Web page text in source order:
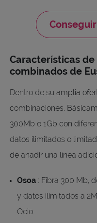
Características
combinados de
Dentro de su amplia
combinaciones.
300Mb o 1Gb con
datos ilimitados o
de añadir una línea
Osoa : Fibra 300 Mb,
y datos ilimitados a
Ocio